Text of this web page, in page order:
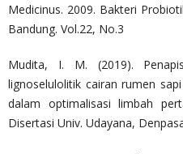
Medicinus. 2009. Bakteri
Bandung. Vol.22, No.3
Mudita, I. M. (2019).
lignoselulolitik cairan rumen
dalam optimalisasi limbah
Disertasi Univ. Udayana,